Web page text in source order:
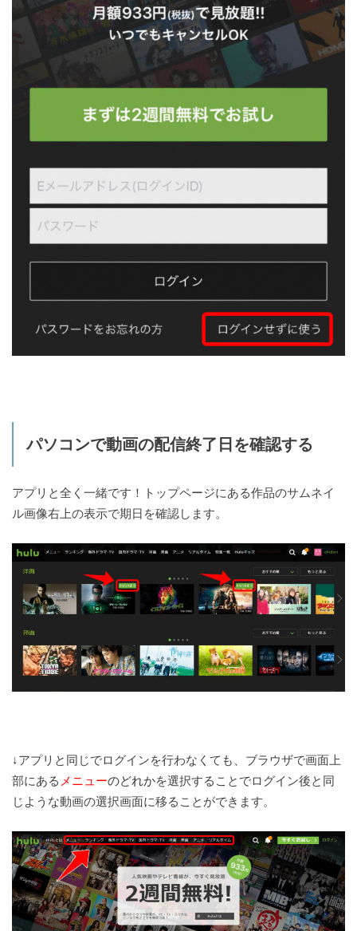
パソコンで動画の配信終了日を確認する
アプリと全く一緒です！トップページにある作品のサムネイ
ル画像右上の表示で期日を確認します。
↓アプリと同じでログインを行わなくても、ブラウザで画面上
部にある メニューのどれかを選択することでログイン後と同
じような動画の選択画面に移ることができます。